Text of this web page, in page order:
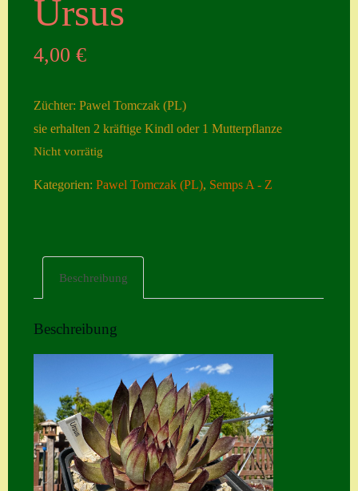
ngen
Neuheiten
mit Semps
Heuffelii’s
Hostas
Impressum
Kasse
Ursus
4,00€
Züchter: Pawel Tomczak (PL)
sie erhalten 2 kräftige Kindl oder 1 Mutterpflanze
Nicht vorrätig
Kategorien:Pawel Tomczak (PL), Semps A - Z
Beschreibung
Beschreibung